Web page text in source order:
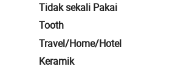
Tidak sekali Pakai
Tooth
Travel/Home/Hotel
Keramik